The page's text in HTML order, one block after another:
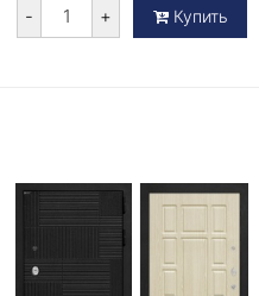
- + Купить